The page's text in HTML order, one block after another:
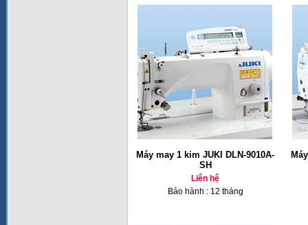
Máy may 1 kim JUKI DLN-9010A-
SH
Liên hệ
Bảo hành : 12 tháng